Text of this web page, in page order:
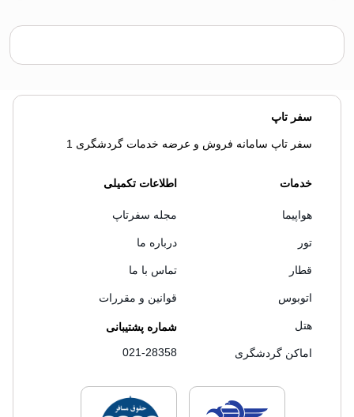
سفر تاپ
سفر تاپ سامانه فروش و عرضه خدمات گردشگری 1
خدمات
هواپیما
تور
قطار
اتوبوس
هتل
اماکن گردشگری
اطلاعات تکمیلی
مجله سفرتاپ
درباره ما
تماس با ما
قوانین و مقررات
شماره پشتیبانی
021-28358
لایسنس های فروش سفرتاپلایسنس های